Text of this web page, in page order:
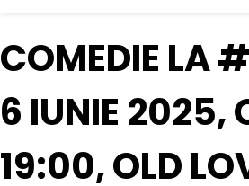
COMEDIE LA
6 IUNIE 2025,
19:00, OLD